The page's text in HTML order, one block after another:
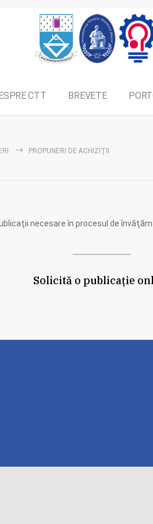
CTT BREVETE
PROPUNERI DE ACHIZIŢII
necesare în procesul de
Solicită o publicație